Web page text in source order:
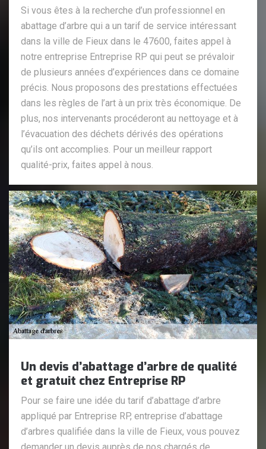
Si vous êtes à la recherche d’un professionnel en
abattage d’arbre qui a un tarif de service intéressant
dans la ville de Fieux dans le 47600, faites appel à
notre entreprise Entreprise RP qui peut se prévaloir
de plusieurs années d’expériences dans ce domaine
précis. Nous proposons des prestations effectuées
dans les règles de l’art à un prix très économique. De
plus, nos intervenants procéderont au nettoyage et à
l’évacuation des déchets dérivés des opérations
qu’ils ont accomplies. Pour un meilleur rapport
qualité-prix, faites appel à nous.
Un devis d’abattage d’arbre de qualité
et gratuit chez Entreprise RP
Pour se faire une idée du tarif d’abattage d’arbre
appliqué par Entreprise RP, entreprise d’abattage
d’arbres qualifiée dans la ville de Fieux, vous pouvez
demander un devis auprès de nos chargés de